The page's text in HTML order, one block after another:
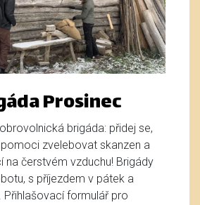
Prosinec
brigáda: přidej se,
zvelebovat skanzen a
na čerstvém vzduchu! Brigády
s příjezdem v pátek a
Přihlašovací formulář pro